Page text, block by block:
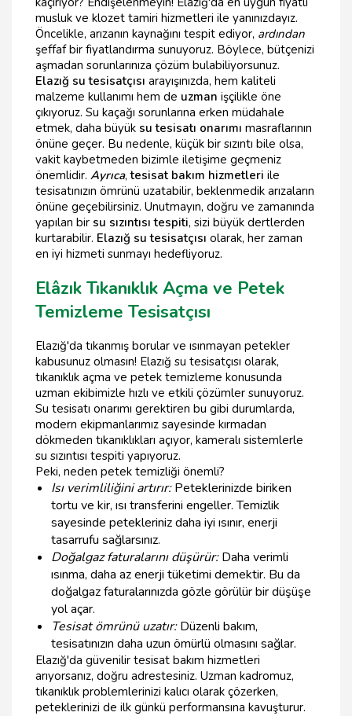
musluk ve klozet tamiri hizmetleri ile yanınızdayız.
Öncelikle, arızanın kaynağını tespit ediyor, ardından
şeffaf bir fiyatlandırma sunuyoruz. Böylece, bütçenizi
aşmadan sorunlarınıza çözüm bulabiliyorsunuz.
Elazığ su tesisatçısı arayışınızda, hem kaliteli
malzeme kullanımı hem de uzman işçilikle öne
çıkıyoruz. Su kaçağı sorunlarına erken müdahale
etmek, daha büyük su tesisatı onarımı masraflarının
önüne geçer. Bu nedenle, küçük bir sızıntı bile olsa,
vakit kaybetmeden bizimle iletişime geçmeniz
önemlidir. Ayrıca,tesisat bakım hizmetleri ile
tesisatınızın ömrünü uzatabilir, beklenmedik arızaların
önüne geçebilirsiniz. Unutmayın, doğru ve zamanında
yapılan bir su sızıntısı tespiti, sizi büyük dertlerden
kurtarabilir. Elazığ su tesisatçısı olarak, her zaman
en iyi hizmeti sunmayı hedefliyoruz.
Elâzık Tıkanıklık Açma ve Petek
Temizleme Tesisatçısı
Elazığ'da tıkanmış borular ve ısınmayan petekler
kabusunuz olmasın! Elazığ su tesisatçısı olarak,
tıkanıklık açma ve petek temizleme konusunda
uzman ekibimizle hızlı ve etkili çözümler sunuyoruz.
Su tesisatı onarımı gerektiren bu gibi durumlarda,
modern ekipmanlarımız sayesinde kırmadan
dökmeden tıkanıklıkları açıyor, kameralı sistemlerle
su sızıntısı tespiti yapıyoruz.
Peki, neden petek temizliği önemli?
Isı verimliliğini artırır:Peteklerinizde biriken
tortu ve kir, ısı transferini engeller. Temizlik
sayesinde petekleriniz daha iyi ısınır, enerji
tasarrufu sağlarsınız.
Doğalgaz faturalarını düşürür:Daha verimli
ısınma, daha az enerji tüketimi demektir. Bu da
doğalgaz faturalarınızda gözle görülür bir düşüşe
yol açar.
Tesisat ömrünü uzatır:Düzenli bakım,
tesisatınızın daha uzun ömürlü olmasını sağlar.
Elazığ'da güvenilir tesisat bakım hizmetleri
arıyorsanız, doğru adrestesiniz. Uzman kadromuz,
tıkanıklık problemlerinizi kalıcı olarak çözerken,
peteklerinizi de ilk günkü performansına kavuşturur.